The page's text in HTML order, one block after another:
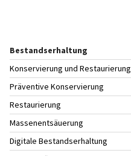
Bestandserhaltung
Konservierung und Restaurierung
Präventive Konservierung
Restaurierung
Massenentsäuerung
Digitale Bestandserhaltung